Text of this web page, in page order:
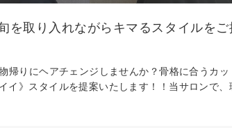
取り入れながらキマるスタイルをご
帰りにヘアチェンジしませんか？骨格に合うカッ
イ》スタイルを提案いたします！！当サロンで、